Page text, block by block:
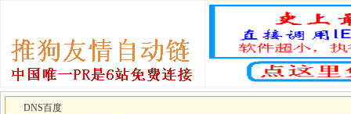
DNS百度